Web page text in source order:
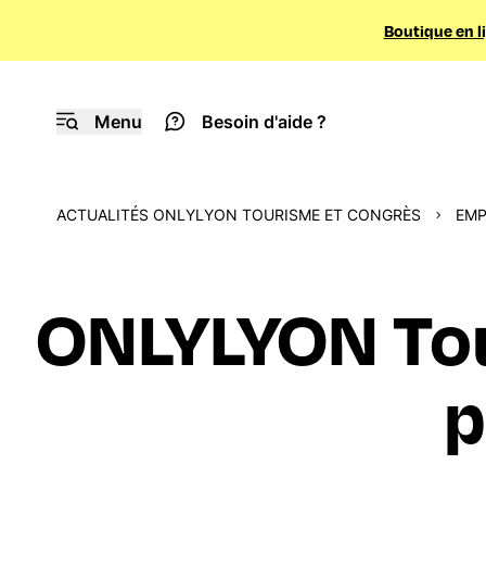
Boutique en
Menu Besoin d'aide ?
ACTUALITÉS ONLYLYON TOURISME ET CONGRÈS
ONLYLYON